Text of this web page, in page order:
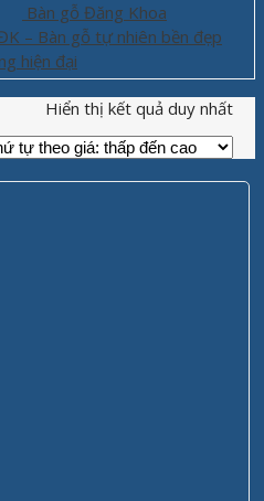
Bàn gỗ Đăng Khoa
– Bàn gỗ tự nhiên bền đẹp
hiện đại
Hiển thị kết quả duy nhất